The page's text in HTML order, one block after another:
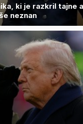
ki je razkril tajne
neznan